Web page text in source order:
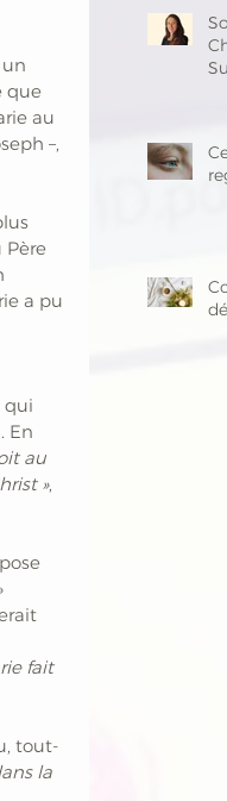
que
au
–,
a pu
qui
En
au
»,
fait
tout-
la